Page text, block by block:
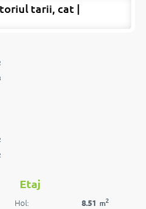
tarii, cat si p
Etaj
Hol: 8.51 m2